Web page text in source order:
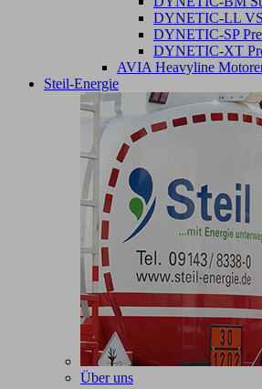
DYNETIC-LL
DYNETIC-SP
DYNETIC-XT
AVIA Heavyline
Steil-Energie
Über uns